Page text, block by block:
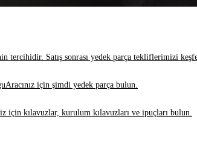
tercihidir. Satış sonrası yedek parça tekliflerimizi
Aracınız için şimdi yedek parça bulun.
için kılavuzlar, kurulum kılavuzları ve ipuçları bulun.